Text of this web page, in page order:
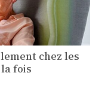
chez les
fois